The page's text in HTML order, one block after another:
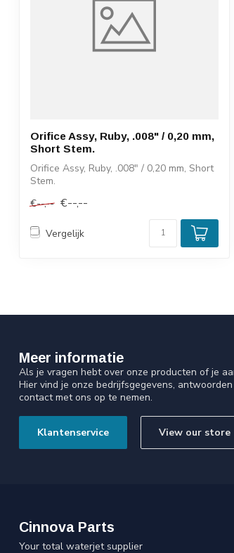
Orifice Assy, Ruby, .008" / 0,20 mm,
Short Stem.
Orifice Assy, Ruby, .008" / 0,20 mm, Short
Stem.
€--,-- €--,--
Vergelijk
Meer informatie
Als je vragen hebt over onze producten of je
Hier vind je onze bedrijfsgegevens,
contact met ons op te nemen.
Klantenservice View our store
Cinnova Parts
Your total waterjet supplier